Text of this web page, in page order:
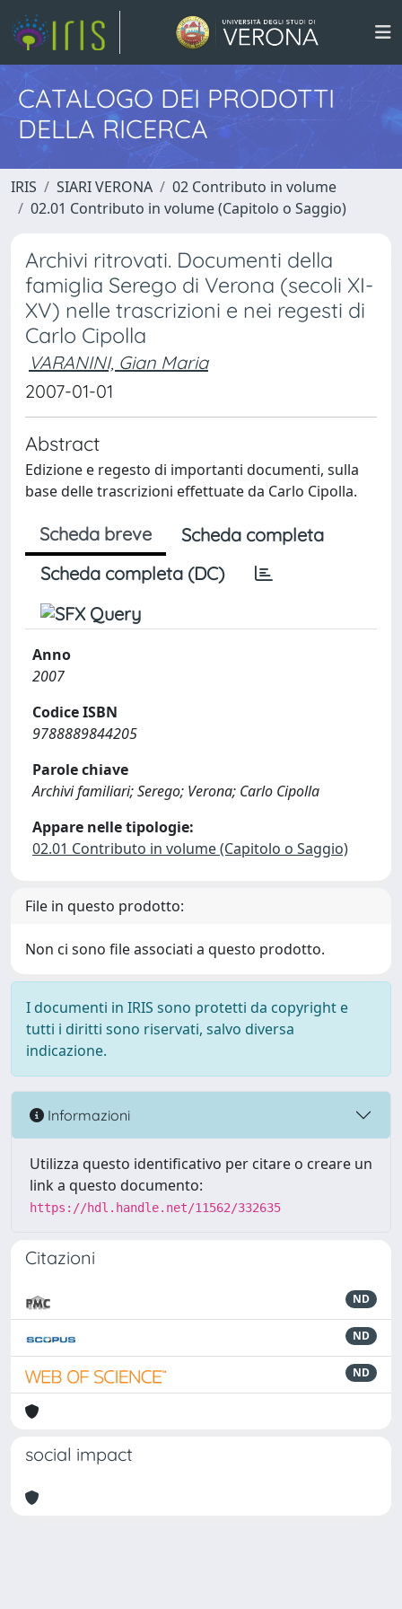
CATALOGO DEI PRODOTTI
DELLA RICERCA
IRIS SIARI VERONA
02 Contributo in volume
02.01 Contributo in volume (Capitolo o Saggio)
Archivi ritrovati. Documenti della
famiglia Serego di Verona (secoli XI-
XV) nelle trascrizioni e nei regesti di
Carlo Cipolla
VARANINI, Gian Maria
2007-01-01
Abstract
Edizione e regesto di importanti documenti, sulla
base delle trascrizioni effettuate da Carlo Cipolla.
Scheda breve
Scheda completa
Scheda completa (DC)
Anno
2007
Codice ISBN
9788889844205
Parole chiave
Archivi familiari; Serego; Verona; Carlo Cipolla
Appare nelle tipologie:
02.01 Contributo in volume (Capitolo o Saggio)
File in questo prodotto:
Non ci sono file associati a questo prodotto.
I documenti in IRIS sono protetti da copyright e
tutti i diritti sono riservati, salvo diversa
indicazione.
Informazioni
Utilizza questo identificativo per citare o creare un
link a questo documento:
https://hdl.handle.net/11562/332635
Citazioni
ND
ND
ND
social impact